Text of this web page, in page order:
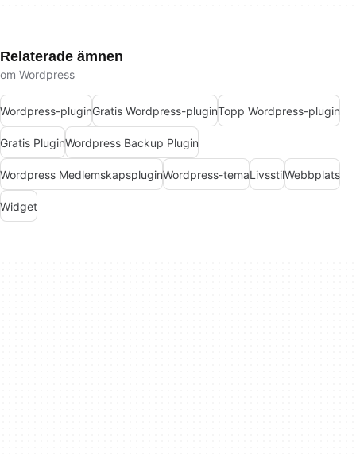
Relaterade ämnen
om Wordpress
Wordpress-pluginGratis Wordpress-pluginTopp Wordpress-plugin
Gratis PluginWordpress Backup Plugin
Wordpress MedlemskapspluginWordpress-temaLivsstilWebbplats
Widget